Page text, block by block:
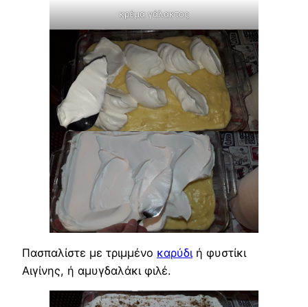
κρέμα γάλακτος
Πασπαλίστε με τριμμένο καρύδιή φυστίκι
Αιγίνης, ή αμυγδαλάκι φιλέ.